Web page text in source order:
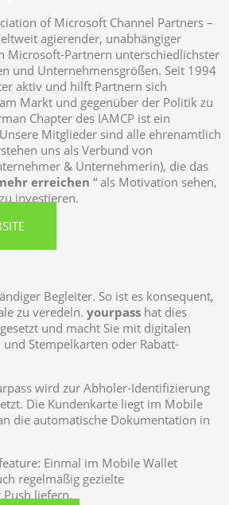
of Microsoft Channel Partners –
agierender, unabhängiger
Microsoft-Partnern unterschiedlichster
und Unternehmensgrößen. Seit 1994
aktiv und hilft Partnern sich
Markt und gegenüber der Politik zu
Chapter des IAMCP ist ein
Mitglieder sind alle ehrenamtlich
uns als Verbund von
& Unternehmerin), die das
erreichen “ als Motivation sehen,
investieren.
Begleiter. So ist es konsequent,
zu veredeln. yourpass hat dies
und macht Sie mit digitalen
Stempelkarten oder Rabatt-
wird zur Abholer-Identifizierung
Die Kundenkarte liegt im Mobile
die automatische Dokumentation in
Einmal im Mobile Wallet
regelmäßig gezielte
liefern.